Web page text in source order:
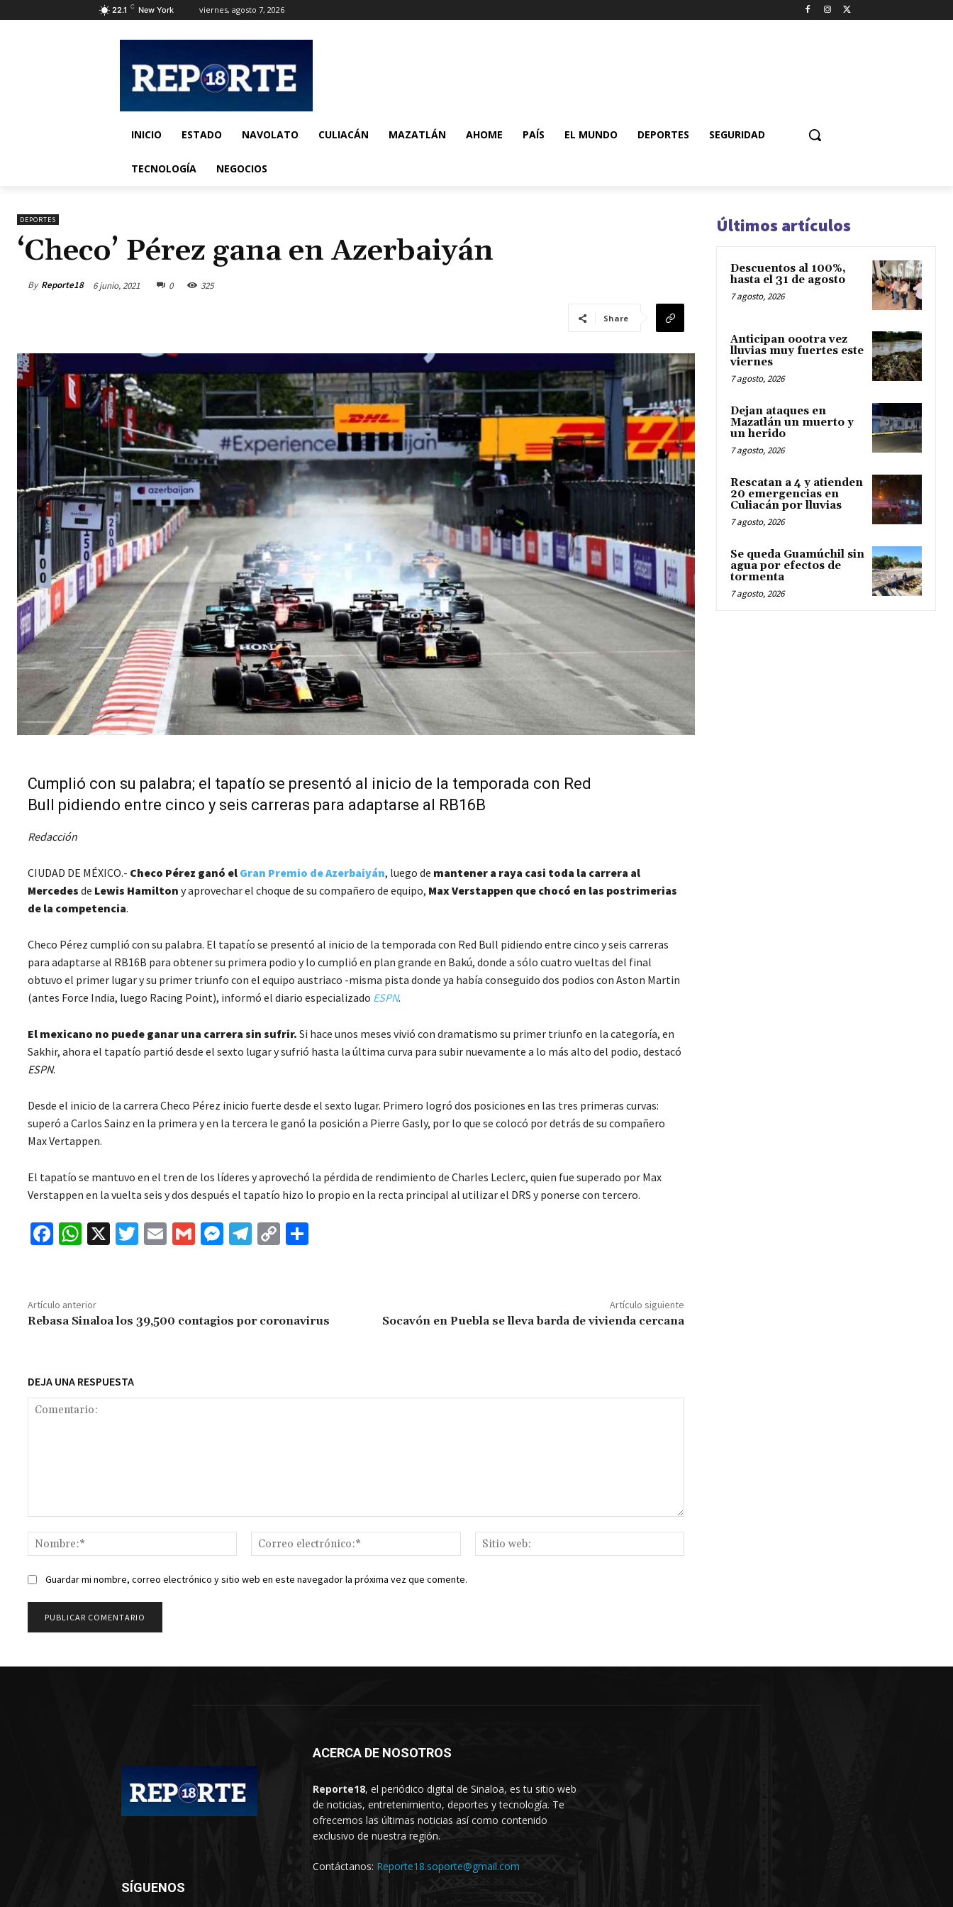
22.1 C New York viernes, agosto 7, 2026
INICIO ESTADO NAVOLATO CULIACÁN MAZATLÁN AHOME PAÍS EL MUNDO DEPORTES SEGURIDAD
TECNOLOGÍA NEGOCIOS
DEPORTES
‘Checo’ Pérez gana en Azerbaiyán
By Reporte18 6 junio, 2021 0 325
Share
Cumplió con su palabra; el tapatío se presentó al inicio de la temporada con Red
Bull pidiendo entre cinco y seis carreras para adaptarse al RB16B
Redacción
CIUDAD DE MÉXICO.- Checo Pérez ganó el Gran Premio de Azerbaiyán, luego de mantener a raya casi toda la carrera al
Mercedes de Lewis Hamilton y aprovechar el choque de su compañero de equipo, Max Verstappen que chocó en las postrimerias
de la competencia.
Checo Pérez cumplió con su palabra. El tapatío se presentó al inicio de la temporada con Red Bull pidiendo entre cinco y seis carreras
para adaptarse al RB16B para obtener su primera podio y lo cumplió en plan grande en Bakú, donde a sólo cuatro vueltas del final
obtuvo el primer lugar y su primer triunfo con el equipo austriaco -misma pista donde ya había conseguido dos podios con Aston Martin
(antes Force India, luego Racing Point), informó el diario especializado ESPN.
El mexicano no puede ganar una carrera sin sufrir. Si hace unos meses vivió con dramatismo su primer triunfo en la categoría, en
Sakhir, ahora el tapatío partió desde el sexto lugar y sufrió hasta la última curva para subir nuevamente a lo más alto del podio, destacó
ESPN.
Desde el inicio de la carrera Checo Pérez inicio fuerte desde el sexto lugar. Primero logró dos posiciones en las tres primeras curvas:
superó a Carlos Sainz en la primera y en la tercera le ganó la posición a Pierre Gasly, por lo que se colocó por detrás de su compañero
Max Vertappen.
El tapatío se mantuvo en el tren de los líderes y aprovechó la pérdida de rendimiento de Charles Leclerc, quien fue superado por Max
Verstappen en la vuelta seis y dos después el tapatío hizo lo propio en la recta principal al utilizar el DRS y ponerse con tercero.
Fa
o
o
W
sA
p
X
T
E
G
M
ge
Te
m
C
Li ar
Artículo anterior
Rebasa Sinaloa los 39,500 contagios por coronavirus
Artículo siguiente
Socavón en Puebla se lleva barda de vivienda cercana
DEJA UNA RESPUESTA
Nombre:*
Correo
electrónico:*
web:
Guardar mi nombre, correo electrónico y sitio web en este navegador la próxima vez que comente.
Últimos artículos
Descuentos al 100%,
hasta el 31 de agosto
7 agosto, 2026
Anticipan oootra vez
lluvias muy fuertes este
viernes
7 agosto, 2026
Dejan ataques en
Mazatlán un muerto y
un herido
7 agosto, 2026
Rescatan a 4 y atienden
20 emergencias en
Culiacán por lluvias
7 agosto, 2026
Se queda Guamúchil sin
agua por efectos de
tormenta
7 agosto, 2026
ACERCA DE NOSOTROS
Reporte18, el periódico digital de Sinaloa, es tu sitio web
de noticias, entretenimiento, deportes y tecnología. Te
ofrecemos las últimas noticias así como contenido
exclusivo de nuestra región.
Contáctanos: Reporte18.soporte@gmail.com
SÍGUENOS